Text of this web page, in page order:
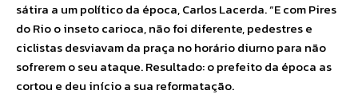
sátira a um político da época, Carlos Lacerda. “E com Pires
do Rio o inseto carioca, não foi diferente, pedestres e
ciclistas desviavam da praça no horário diurno para não
sofrerem o seu ataque. Resultado: o prefeito da época as
cortou e deu início a sua reformatação.